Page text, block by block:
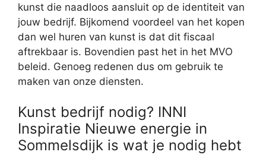
kunst die naadloos aansluit op de identiteit van
jouw bedrijf. Bijkomend voordeel van het kopen
dan wel huren van kunst is dat dit fiscaal
aftrekbaar is. Bovendien past het in het MVO
beleid. Genoeg redenen dus om gebruik te
maken van onze diensten.
Kunst bedrijf nodig? INNI
Inspiratie Nieuwe energie in
Sommelsdijk is wat je nodig hebt